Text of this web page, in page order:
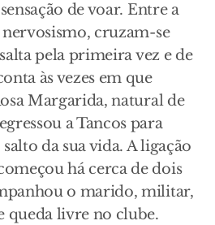
de voar. Entre a
cruzam-se
pela primeira vez e de
às vezes em que
Margarida, natural de
a Tancos para
da sua vida. A ligação
há cerca de dois
o marido, militar,
queda livre no clube.